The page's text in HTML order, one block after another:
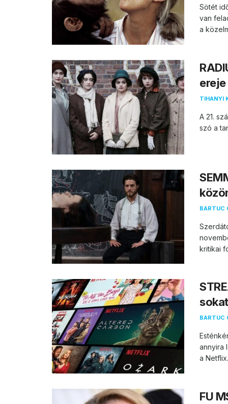
Sötét
van
a
ereje
TIHANYI
A 21.
szó a
BARTUC
kritikai
sokat
BARTUC
annyira
a
FU